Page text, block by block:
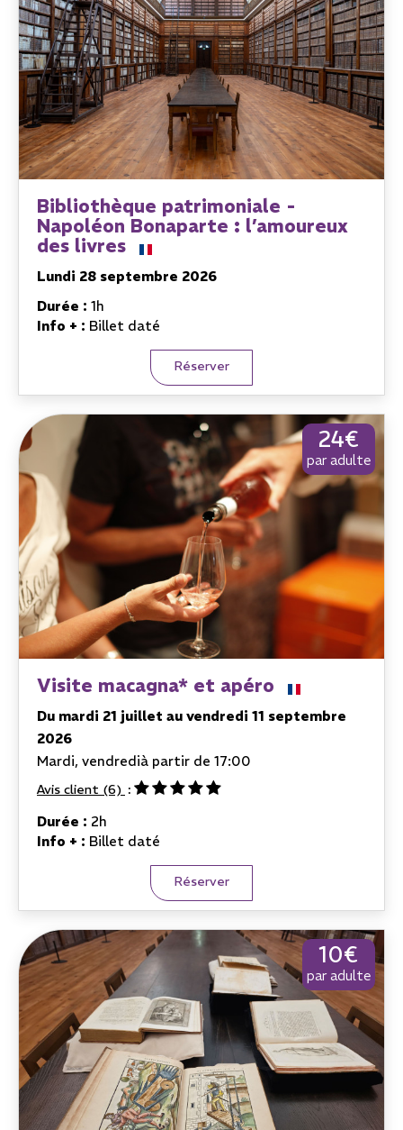
Bibliothèque patrimoniale -
Napoléon Bonaparte : l’amoureux
des livres
Lundi 28 septembre 2026
Durée : 1h
Info + : Billet daté
Réserver
Visite macagna* et apéro
Du mardi 21 juillet au vendredi 11 septembre
2026
Mardi, vendredià partir de 17:00
Avis client (6)
24€
par adulte
Durée : 2h
Info + : Billet daté
Réserver
10€
par adulte